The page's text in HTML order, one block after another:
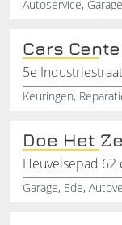
Cars
5e
Doe Het
Heuvelsepad 62